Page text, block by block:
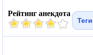
Рейтинг анекдота